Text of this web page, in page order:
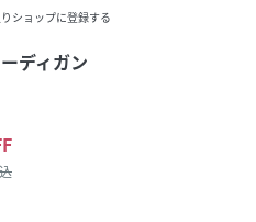
ショップに登録する
ディガン